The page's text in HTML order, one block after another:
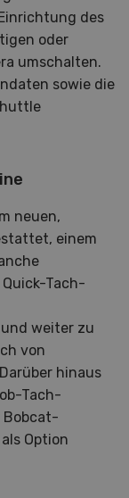
des
oder
umschalten.
sowie die
neuen,
einem
Tach-
weiter zu
von
hinaus
Tach-
Bobcat-
Option